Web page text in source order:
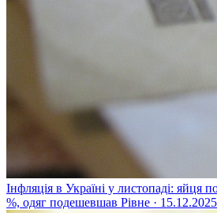
Інфляція в Україні у листопаді: яйця
%, одяг подешевшав Рівне · 15.12.2025